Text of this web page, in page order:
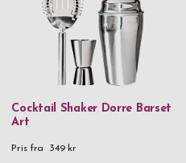
Cocktail Shaker Dorre Barset
Art
Pris fra 349 kr